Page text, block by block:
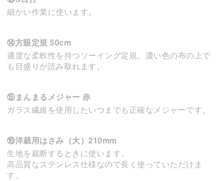
細かい作業に使います。
⑭方眼定規 50cm
適度な柔軟性を持つソーイング定規。濃い色の布の上で
も目盛りが読み取れます。
⑮まんまるメジャー 赤
ガラス繊維を使用したいつまでも正確なメジャーです。
⑯洋裁用はさみ（大）210mm
生地を裁断するときに使います。
高品質なステンレス仕様なので長く使っていただけま
す。